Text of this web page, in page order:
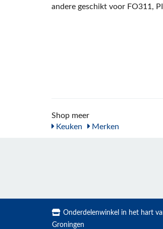
andere geschikt voor FO311,
Shop meer
Keuken
Merken
Onderdelenwinkel in het hart
Groningen